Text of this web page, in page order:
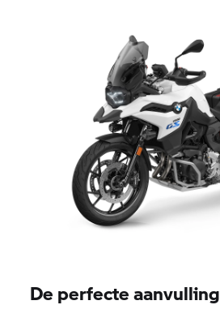
De perfecte aanvulling